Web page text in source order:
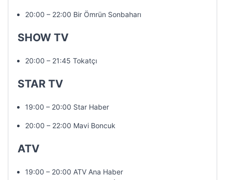
20:00 – 22:00 Bir Ömrün Sonbaharı
SHOW TV
20:00 – 21:45 Tokatçı
STAR TV
19:00 – 20:00 Star Haber
20:00 – 22:00 Mavi Boncuk
ATV
19:00 – 20:00 ATV Ana Haber